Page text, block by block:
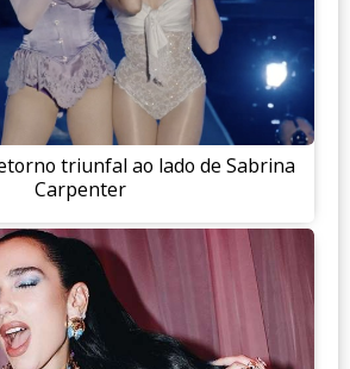
triunfal ao lado de Sabrina
Carpenter